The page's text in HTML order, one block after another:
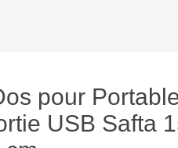
pour
USB Safta